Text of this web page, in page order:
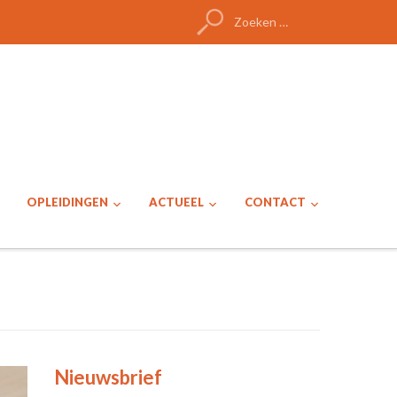
Zoeken
naar:
OPLEIDINGEN ACTUEEL CONTACT
Nieuwsbrief